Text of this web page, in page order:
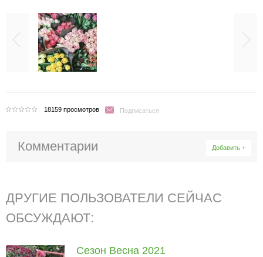
18159 просмотров Подписаться
Комментарии Добавить +
ДРУГИЕ ПОЛЬЗОВАТЕЛИ СЕЙЧАС
ОБСУЖДАЮТ:
Сезон Весна 2021